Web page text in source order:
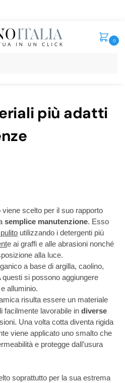
0
più adatti
viene scelto per il suo rapporto
semplice manutenzione. Esso
utilizzando i detergenti più
e ai graffi e alle abrasioni nonché
alla luce.
a base di argilla, caolino,
si possono aggiungere
alluminio.
risulta essere un materiale
facilmente lavorabile in diverse
Una volta cotta diventa rigida
viene applicato uno smalto che
e protegge dall’usura
soprattutto per la sua estrema